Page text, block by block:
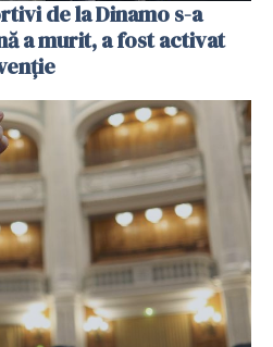
de la Dinamo s-a
a murit, a fost activat